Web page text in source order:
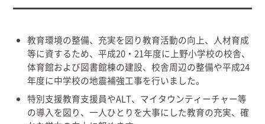
教育環境の整備、充実を図り教育活動の向上、人材育成
等に資するため、平成20・21年度に上野小学校の校舎、
体育館および図書館棟の建設、校舎周辺の整備や平成24
年度に中学校の地震補強工事を行いました。
特別支援教育支援員やALT、マイタウンティーチャー等
の導入を図り、一人ひとりを大事にした教育の充実、確